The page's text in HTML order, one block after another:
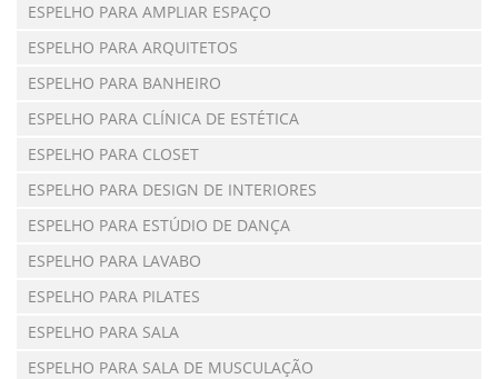
ESPELHO PARA AMPLIAR ESPAÇO
ESPELHO PARA ARQUITETOS
ESPELHO PARA BANHEIRO
ESPELHO PARA CLÍNICA DE ESTÉTICA
ESPELHO PARA CLOSET
ESPELHO PARA DESIGN DE INTERIORES
ESPELHO PARA ESTÚDIO DE DANÇA
ESPELHO PARA LAVABO
ESPELHO PARA PILATES
ESPELHO PARA SALA
ESPELHO PARA SALA DE MUSCULAÇÃO